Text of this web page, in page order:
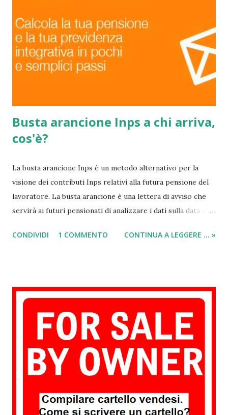
Elenco dei 3 migliori conti correnti online in Italia senza
spese . Ma come si fa a scegliere il migliore conto corrente
? Scopriamolo con questa guida completa...
Busta arancione Inps a chi arriva,
cos'è?
La busta arancione Inps è un metodo alternativo per la
visione dei contributi Inps relativi alla futura pensione del
lavoratore. La busta arancione è una lettera di avviso che
servirà ai futuri pensionati di analizzare i dati sulla data di
prendere una volta completata la propria carriera
contengono il codice Pin Inps per entrare sul sito
dell’Istituto di previdenza Sociale Nazionale in Italia. A
quanto pare la busta arancione ha origini Svedesi e quindi
non siamo sicuri al 100% che anche nel nostro paese la
suddetta lettera possa arrivare con lo stesso colore;
comunque sia di una cosa siamo certi! La busta è in arrivo ,
arriverà a domicilio già dai primi di autunno. Secondo i
calcoli d...
CONDIVIDI 1 COMMENTO CONTINUA A LEGGERE ... »